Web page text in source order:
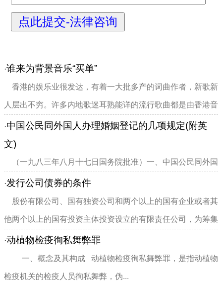
·谁来为背景音乐“买单”
香港的娱乐业很发达，有着一大批多产的词曲作者，新歌新
人层出不穷。许多内地歌迷耳熟能详的流行歌曲都是由香港音
乐人创作演唱并传入内地...
·中国公民同外国人办理婚姻登记的几项规定(附英
文)
（一九八三年八月十七日国务院批准）一、中国公民同外国
人（包括常驻我国和临时来华的外国人、外籍华人、定居我国
的侨民）在中国境内自...
·发行公司债券的条件
股份有限公司、国有独资公司和两个以上的国有企业或者其
他两个以上的国有投资主体投资设立的有限责任公司，为筹集
生产经营资金，可以依照...
·动植物检疫徇私舞弊罪
一、概念及其构成 动植物检疫徇私舞弊罪，是指动植物
检疫机关的检疫人员徇私舞弊，伪...